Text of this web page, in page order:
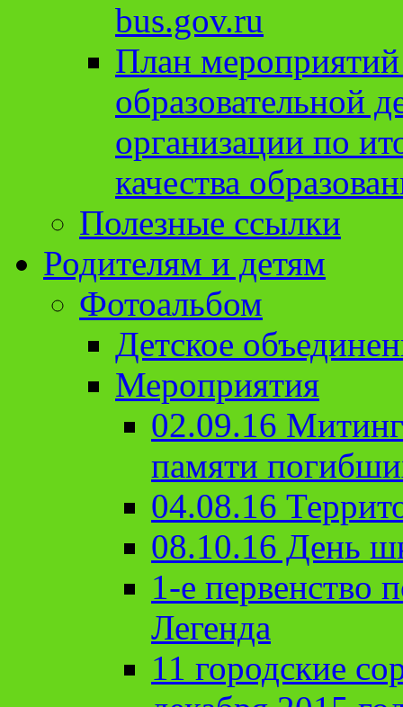
bus.gov.ru
План
образовательной
организации по
качества
Полезные ссылки
Родителям и детям
Фотоальбом
Детское
Мероприятия
02.09.16
памяти
04.08.16
08.10.16 День
1-е первенство
Легенда
11 городские